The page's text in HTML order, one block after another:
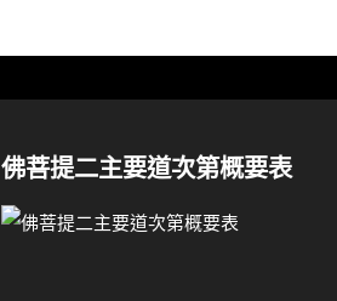
佛菩提二主要道次第概要表